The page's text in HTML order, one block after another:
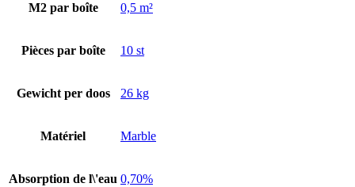
M2 par boîte 0,5 m²
Pièces par boîte 10 st
Gewicht per doos 26 kg
Matériel Marble
Absorption de l\'eau 0,70%